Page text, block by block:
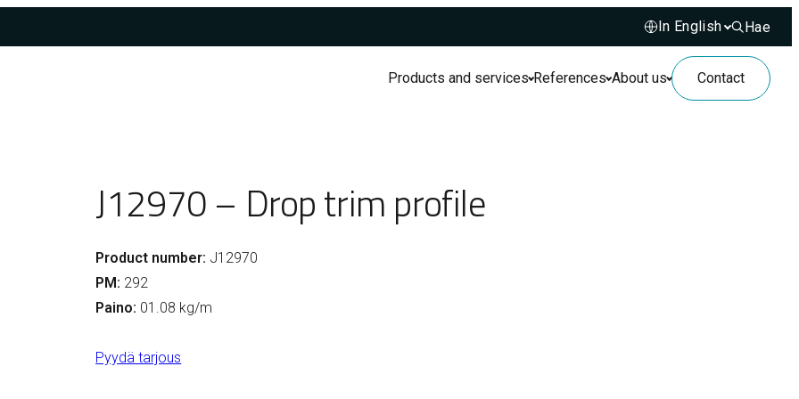
Hae
Hae
Products and services References About us Contact
J12970 – Drop trim profile
Product number: J12970
PM: 292
Paino: 01.08 kg/m
Pyydä tarjous